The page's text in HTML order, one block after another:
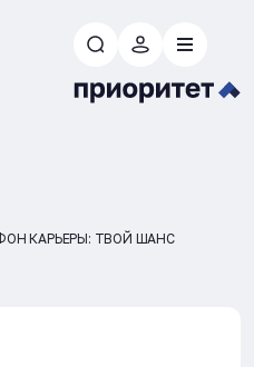
КАРЬЕРЫ: ТВОЙ ШАНС